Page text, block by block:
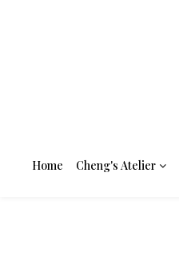
Home Cheng's Atelier